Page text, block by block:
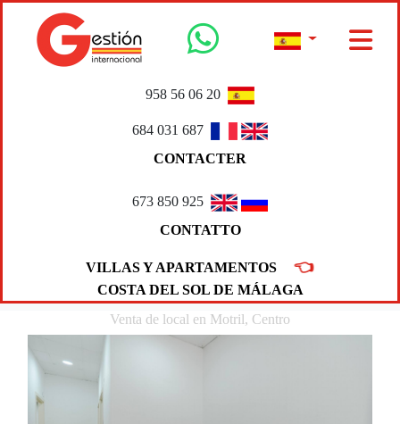
958 56 06 20
684 031 687
CONTACTER
673 850 925
CONTATTO
VILLAS Y APARTAMENTOS 👈
COSTA DEL SOL DE MÁLAGA
Venta de local en Motril, Centro